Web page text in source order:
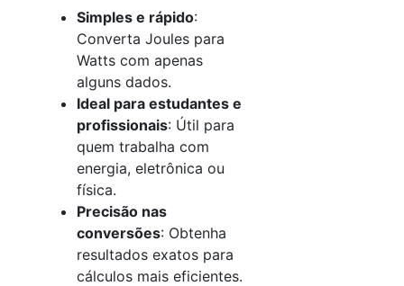
Simples e rápido:
Converta Joules para
Watts com apenas
alguns dados.
Ideal para estudantes e
profissionais: Útil para
quem trabalha com
energia, eletrônica ou
física.
Precisão nas
conversões: Obtenha
resultados exatos para
cálculos mais eficientes.